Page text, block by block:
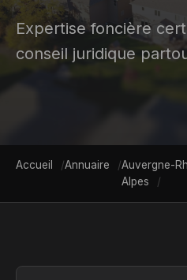
Expertise foncière
conseil juridique
Accueil Annuaire
Auvergne-
Alpes